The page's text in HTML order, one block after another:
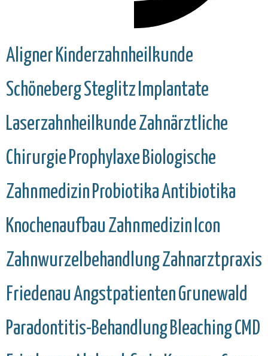
Aligner Kinderzahnheilkunde
SchönebergSteglitz Implantate
LaserzahnheilkundeZahnärztliche
Chirurgie Prophylaxe Biologische
Zahnmedizin ProbiotikaAntibiotika
Knochenaufbau Zahnmedizin Icon
ZahnwurzelbehandlungZahnarztpraxis
FriedenauAngstpatientenGrunewald
Paradontitis-Behandlung BleachingCMD